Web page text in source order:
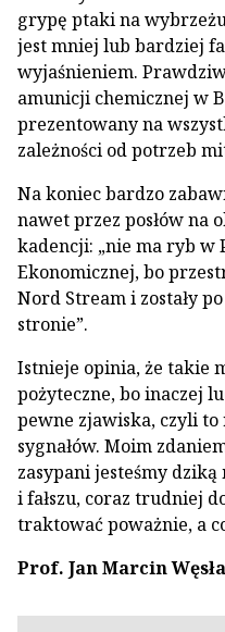
grypę ptaki na
jest mniej lub bardziej
wyjaśnieniem.
amunicji chemicznej w
prezentowany na
zależności od potrzeb
Na koniec bardzo
nawet przez posłów na
kadencji: „nie ma ryb w
Ekonomicznej, bo
Nord Stream i zostały
stronie”.
Istnieje opinia, że takie
pożyteczne, bo inaczej
pewne zjawiska, czyli
sygnałów. Moim
zasypani jesteśmy
i fałszu, coraz trudniej
traktować poważnie, a
Prof. Jan Marcin